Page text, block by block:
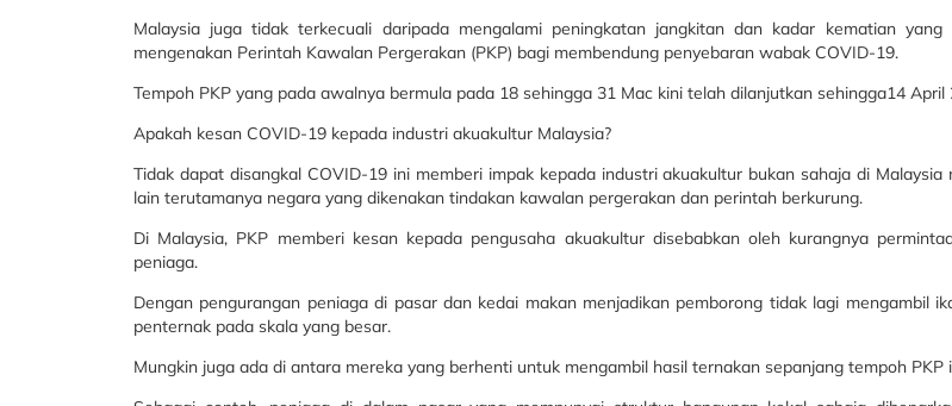
Malaysia juga tidak terkecuali daripada mengalami peningkatan jangkitan dan kadar kematian yang
mengenakan Perintah Kawalan Pergerakan (PKP) bagi membendung penyebaran wabak COVID-19.
Tempoh PKP yang pada awalnya bermula pada 18 sehingga 31 Mac kini telah dilanjutkan sehingga14 April
Apakah kesan COVID-19 kepada industri akuakultur Malaysia?
Tidak dapat disangkal COVID-19 ini memberi impak kepada industri akuakultur bukan sahaja di
lain terutamanya negara yang dikenakan tindakan kawalan pergerakan dan perintah berkurung.
Di Malaysia, PKP memberi kesan kepada pengusaha akuakultur disebabkan oleh kurangnya
peniaga.
Dengan pengurangan peniaga di pasar dan kedai makan menjadikan pemborong tidak lagi mengambil
penternak pada skala yang besar.
Mungkin juga ada di antara mereka yang berhenti untuk mengambil hasil ternakan sepanjang tempoh PKP